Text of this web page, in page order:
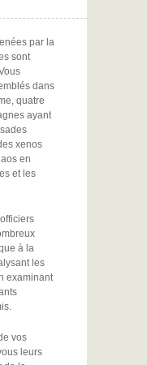
par la
sont
dans
quatre
ayant
xenos
en
et les
à la
les
examinant
vos
leurs